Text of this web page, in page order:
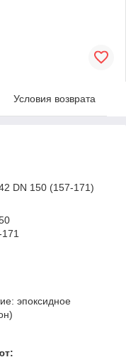
Условия возврата
DN 150 (157-171)
эпоксидное